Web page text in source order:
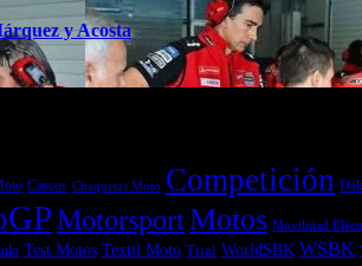
y Acosta
Cascos Chaquetas Moto Competición
MotorsportMotos Movilidad
Test Motos Textil Moto Trial WorldSBK WSBK